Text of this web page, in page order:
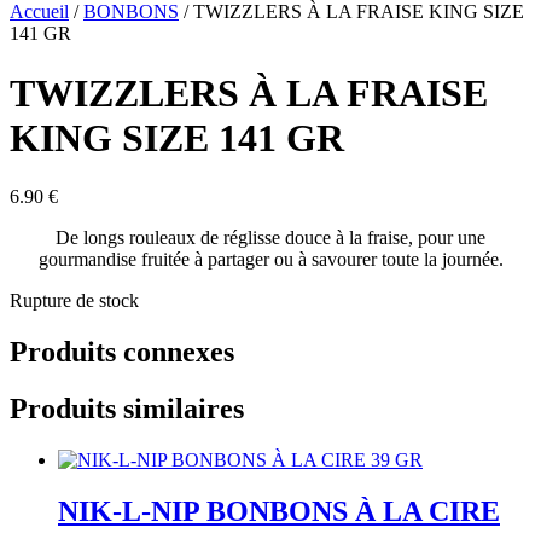
Accueil /BONBONS / TWIZZLERS À LA FRAISE KING SIZE
141 GR
TWIZZLERS À LA FRAISE
KING SIZE 141 GR
6.90 €
De longs rouleaux de réglisse douce à la fraise, pour une
gourmandise fruitée à partager ou à savourer toute la journée.
Rupture de stock
Produits connexes
Produits similaires
NIK-L-NIP BONBONS À LA CIRE